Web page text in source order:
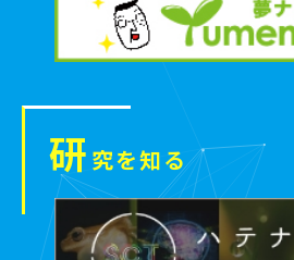
研 究を知る